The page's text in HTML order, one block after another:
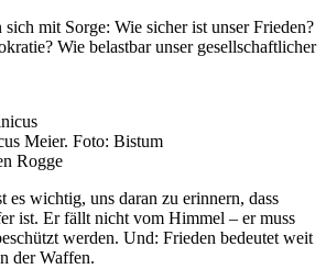
mit Sorge: Wie sicher ist unser Frieden?
Wie belastbar unser gesellschaftlicher
Meier. Foto: Bistum
Rogge
es wichtig, uns daran zu erinnern, dass
ist. Er fällt nicht vom Himmel – er muss
werden. Und: Frieden bedeutet weit
der Waffen.